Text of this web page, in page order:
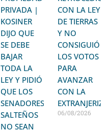
PRIVADA |
KOSINER
DIJO QUE
SE DEBE
BAJAR
TODA LA
LEY Y PIDIÓ
QUE LOS
SENADORES
SALTEÑOS
NO SEAN
CON LA LEY
DE TIERRAS
Y NO
CONSIGUIÓ
LOS VOTOS
PARA
AVANZAR
CON LA
06/08/2026